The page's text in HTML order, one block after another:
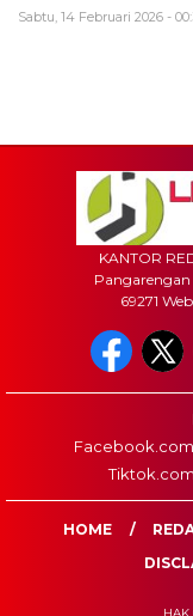
Sabtu, 14 Februari 2026 -
KANTOR
69271
Facebook.com
Tiktok.com
HOME